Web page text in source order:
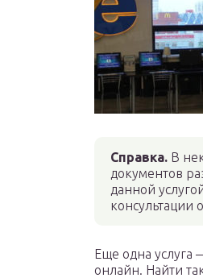
Справка. В
документов
данной
консультации
Еще одна услуга
онлайн. Найти